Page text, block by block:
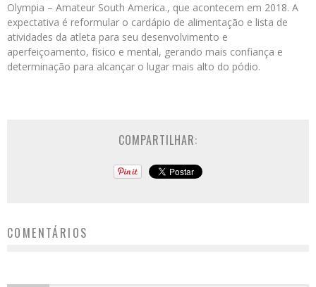
Olympia – Amateur South America., que acontecem em 2018. A
expectativa é reformular o cardápio de alimentação e lista de
atividades da atleta para seu desenvolvimento e
aperfeiçoamento, físico e mental, gerando mais confiança e
determinação para alcançar o lugar mais alto do pódio.
COMPARTILHAR:
COMENTÁRIOS